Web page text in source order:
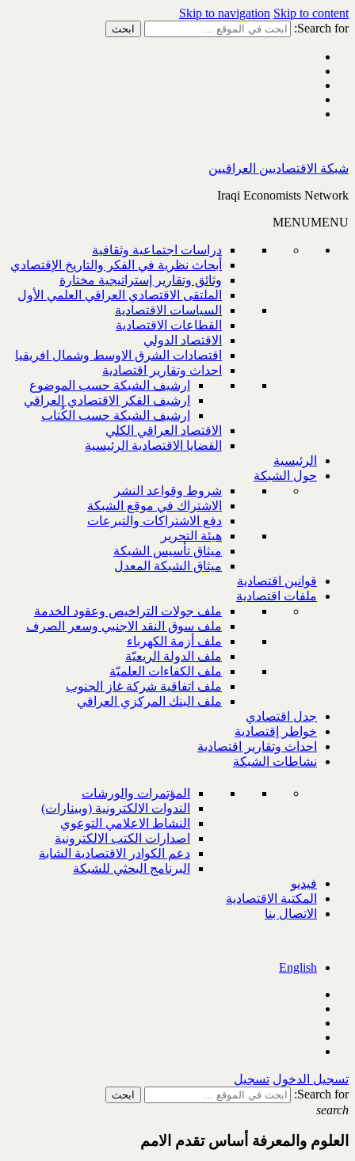
Skip to navigation Skip to content
Search for:
شبكة الاقتصاديين العراقيين
Iraqi Economists Network
MENUMENU
دراسات اجتماعية وثقافية
أبحاث نظرية في الفكر والتاريخ الإقتصادي
وثائق وتقارير إستراتيجية مختارة
الملتقى الاقتصادي العراقي العلمي الأول
السياسات الاقتصادية
القطاعات الاقتصادية
الاقتصاد الدولي
اقتصادات الشرق الاوسط وشمال افريقيا
احداث وتقارير اقتصادية
ارشيف الشبكة حسب الموضوع
ارشيف الفكر الاقتصادي العراقي
ارشيف الشبكة حسب الكُتاب
الاقتصاد العراقي الكلي
القضايا الاقتصادية الرئيسية
الرئيسية
حول الشبكة
شروط وقواعد النشر
الاشتراك في موقع الشبكة
دفع الاشتراكات والتبرعات
هيئة التحرير
ميثاق تأسيس الشبكة
ميثاق الشبكة المعدل
قوانين اقتصادية
ملفات اقتصادية
ملف جولات التراخيص وعقود الخدمة
ملف سوق النقد الاجنبي وسعر الصرف
ملف أزمة الكهرباء
ملف الدولة الريعيّة
ملف الكفاءات العلميّة
ملف اتفاقية شركة غاز الجنوب
ملف البنك المركزي العراقي
جدل اقتصادي
خواطر إقتصادية
احداث وتقارير اقتصادية
نشاطات الشبكة
المؤتمرات والورشات
الندوات الالكترونية (وبينارات)
النشاط الاعلامي التوعوي
اصدارات الكتب الالكترونية
دعم الكوادر الاقتصادية الشابة
البرنامج البحثي للشبكة
فيديو
المكتبة الاقتصادية
الاتصال بنا
English
تسجيل الدخول تسجيل
Search for:
search
العلوم والمعرفة أساس تقدم الامم